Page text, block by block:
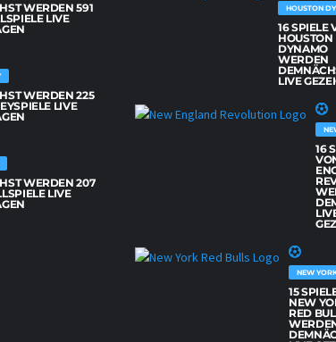
WERDEN 591
LIVE Ü
WERDEN 225
LIVE
WERDEN 207
LIVE
HOUSTON
16 SPIELE
HOUSTON
DYNAMO
WERDEN
LIVE
16
NEW
15
NEW
RED